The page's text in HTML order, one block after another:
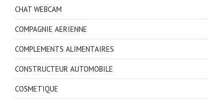
CHAT WEBCAM
COMPAGNIE AERIENNE
COMPLEMENTS ALIMENTAIRES
CONSTRUCTEUR AUTOMOBILE
COSMETIQUE